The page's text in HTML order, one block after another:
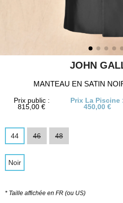
JOHN
MANTEAU EN SATIN
Prix public :
815,00 €
Prix La Piscine
450,00 €
44 46 48
Noir
* Taille affichée en FR (ou US)